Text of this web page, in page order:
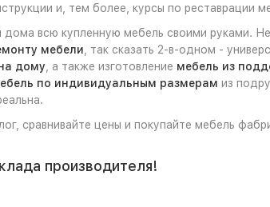
и, тем более, курсы по реставрации
дома всю купленную мебель своими руками.
мебели , так сказать 2-в-одном -
дому , а также изготовление мебель из
по индивидуальным размерам из
сравнивайте цены и покупайте мебель
производителя!